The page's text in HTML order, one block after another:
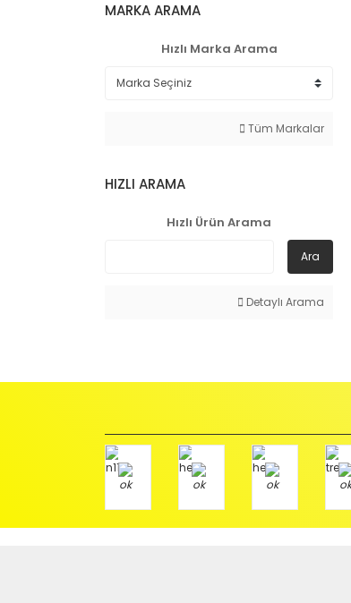
MARKA ARAMA
Hızlı Marka Arama
Tüm Markalar
HIZLI ARAMA
Hızlı Ürün Arama
Ara
Detaylı Arama